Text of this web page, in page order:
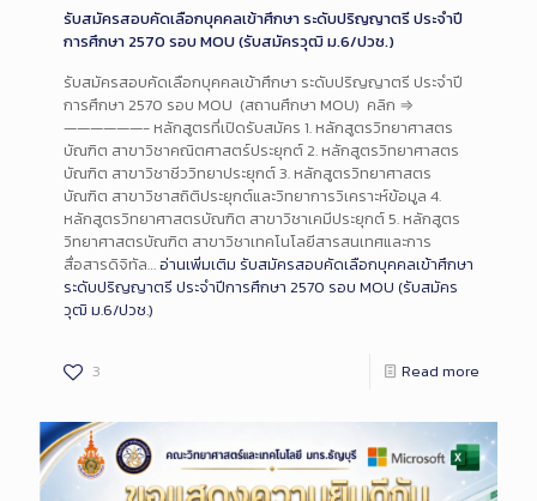
รับสมัครสอบคัดเลือกบุคคลเข้าศึกษา ระดับปริญญาตรี ประจำปี
การศึกษา 2570 รอบ MOU (รับสมัครวุฒิ ม.6/ปวช.)
รับสมัครสอบคัดเลือกบุคคลเข้าศึกษา ระดับปริญญาตรี ประจำปี
การศึกษา 2570 รอบ MOU (สถานศึกษา MOU) คลิก ⇒
——————- หลักสูตรที่เปิดรับสมัคร 1. หลักสูตรวิทยาศาสตร
บัณฑิต สาขาวิชาคณิตศาสตร์ประยุกต์ 2. หลักสูตรวิทยาศาสตร
บัณฑิต สาขาวิชาชีววิทยาประยุกต์ 3. หลักสูตรวิทยาศาสตร
บัณฑิต สาขาวิชาสถิติประยุกต์และวิทยาการวิเคราะห์ข้อมูล 4.
หลักสูตรวิทยาศาสตรบัณฑิต สาขาวิชาเคมีประยุกต์ 5. หลักสูตร
วิทยาศาสตรบัณฑิต สาขาวิชาเทคโนโลยีสารสนเทศและการ
สื่อสารดิจิทัล…อ่านเพิ่มเติม รับสมัครสอบคัดเลือกบุคคลเข้าศึกษา
ระดับปริญญาตรี ประจำปีการศึกษา 2570 รอบ MOU (รับสมัคร
วุฒิ ม.6/ปวช.)
3 Read more